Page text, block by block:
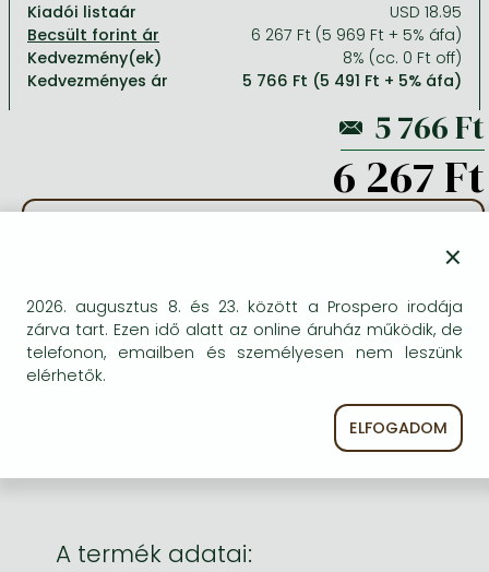
Ana Huang könyvek
Trónok harca könyvek
Stephen King könyvek
Bleach manga
Dian Fossey könyvek
Társadalomtudományok
Tankönyv, segédkönyv
Richard Dawkins könyvek
Kiadói listaár
USD 18.95
6 267 Ft (5 969 Ft + 5% áfa)
Kedvezmény(ek)
8% (cc. 0 Ft off)
Kedvezményes ár
5 766 Ft (5 491 Ft + 5% áfa)
6 267 Ft
BESZEREZHETŐSÉG
Bizonytalan a beszerezhetőség. Érdemes még
egyszer keresni szerzővel és címmel. Ha nem talál
másik, kapható kiadást, forduljon
A termék adatai:
×
2026. augusztus 8. és 23. között a Prospero irodája
zárva tart. Ezen idő alatt az online áruház működik, de
telefonon, emailben és személyesen nem leszünk
elérhetők.
ELFOGADOM